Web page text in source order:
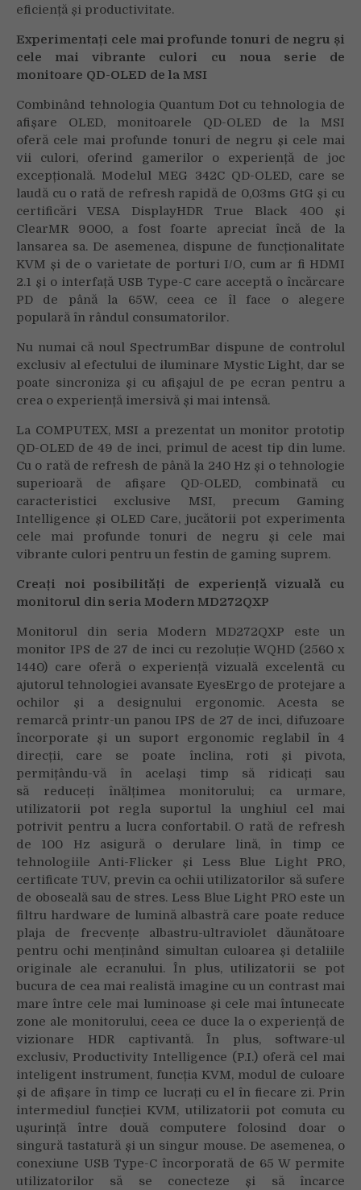
eficiență și productivitate.
Experimentați cele mai profunde tonuri de negru și
cele mai vibrante culori cu noua serie de
monitoare QD-OLED de la MSI
Combinând tehnologia Quantum Dot cu tehnologia de
afișare OLED, monitoarele QD-OLED de la MSI
oferă cele mai profunde tonuri de negru și cele mai
vii culori, oferind gamerilor o experiență de joc
excepțională. Modelul MEG 342C QD-OLED, care se
laudă cu o rată de refresh rapidă de 0,03ms GtG și cu
certificări VESA DisplayHDR True Black 400 și
ClearMR 9000, a fost foarte apreciat încă de la
lansarea sa. De asemenea, dispune de funcționalitate
KVM și de o varietate de porturi I/O, cum ar fi HDMI
2.1 și o interfață USB Type-C care acceptă o încărcare
PD de până la 65W, ceea ce îl face o alegere
populară în rândul consumatorilor.
Nu numai că noul SpectrumBar dispune de controlul
exclusiv al efectului de iluminare Mystic Light, dar se
poate sincroniza și cu afișajul de pe ecran pentru a
crea o experiență imersivă și mai intensă.
La COMPUTEX, MSI a prezentat un monitor prototip
QD-OLED de 49 de inci, primul de acest tip din lume.
Cu o rată de refresh de până la 240 Hz și o tehnologie
superioară de afișare QD-OLED, combinată cu
caracteristici exclusive MSI, precum Gaming
Intelligence și OLED Care, jucătorii pot experimenta
cele mai profunde tonuri de negru și cele mai
vibrante culori pentru un festin de gaming suprem.
Creați noi posibilități de experiență vizuală cu
monitorul din seria Modern MD272QXP
Monitorul din seria Modern MD272QXP este un
monitor IPS de 27 de inci cu rezoluție WQHD (2560 x
1440) care oferă o experiență vizuală excelentă cu
ajutorul tehnologiei avansate EyesErgo de protejare a
ochilor și a designului ergonomic. Acesta se
remarcă printr-un panou IPS de 27 de inci, difuzoare
încorporate și un suport ergonomic reglabil în 4
direcții, care se poate înclina, roti și pivota,
permițându-vă în același timp să ridicați sau
să reduceți înălțimea monitorului; ca urmare,
utilizatorii pot regla suportul la unghiul cel mai
potrivit pentru a lucra confortabil. O rată de refresh
de 100 Hz asigură o derulare lină, în timp ce
tehnologiile Anti-Flicker și Less Blue Light PRO,
certificate TUV, previn ca ochii utilizatorilor să sufere
de oboseală sau de stres. Less Blue Light PRO este un
filtru hardware de lumină albastră care poate reduce
plaja de frecvențe albastru-ultraviolet dăunătoare
pentru ochi menținând simultan culoarea și detaliile
originale ale ecranului. În plus, utilizatorii se pot
bucura de cea mai realistă imagine cu un contrast mai
mare între cele mai luminoase și cele mai întunecate
zone ale monitorului, ceea ce duce la o experiență de
vizionare HDR captivantă. În plus, software-ul
exclusiv, Productivity Intelligence (P.I.) oferă cel mai
inteligent instrument, funcția KVM, modul de culoare
și de afișare în timp ce lucrați cu el în fiecare zi. Prin
intermediul funcției KVM, utilizatorii pot comuta cu
ușurință între două computere folosind doar o
singură tastatură și un singur mouse. De asemenea, o
conexiune USB Type-C încorporată de 65 W permite
utilizatorilor să se conecteze și să încarce